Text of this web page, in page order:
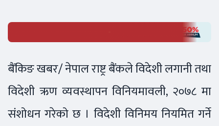
बैंकिङ खबर/ नेपाल राष्ट्र बैंकले विदेशी लगानी तथा
विदेशी ऋण व्यवस्थापन विनियमावली, २०७८ मा
संशोधन गरेको छ । विदेशी विनिमय नियमित गर्ने